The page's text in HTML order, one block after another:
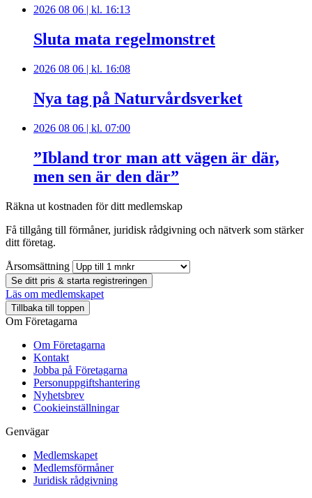
2026 08 06 | kl. 16:13
Sluta mata regelmonstret
2026 08 06 | kl. 16:08
Nya tag på Naturvårdsverket
2026 08 06 | kl. 07:00
”Ibland tror man att vägen är där,
men sen är den där”
Räkna ut kostnaden för ditt medlemskap
Få tillgång till förmåner, juridisk rådgivning och nätverk som stärker
ditt företag.
Årsomsättning
Se ditt pris & starta registreringen
Läs om medlemskapet
Tillbaka till toppen
Om Företagarna
Om Företagarna
Kontakt
Jobba på Företagarna
Personuppgiftshantering
Nyhetsbrev
Cookieinställningar
Genvägar
Medlemskapet
Medlemsförmåner
Juridisk rådgivning